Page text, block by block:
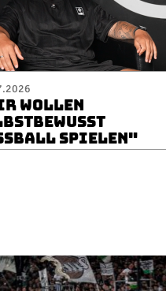
WOLLEN
SPIELEN"